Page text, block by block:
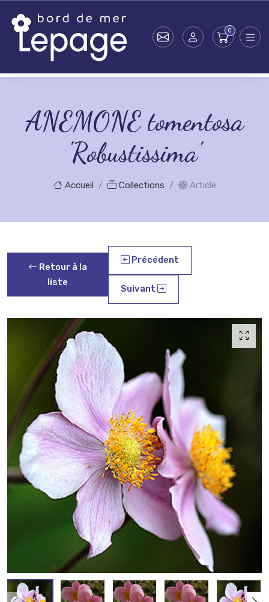
ANEMONE tomentosa
'Robustissima'
Accueil Collections Article
Retour à la
liste
Précédent
Suivant